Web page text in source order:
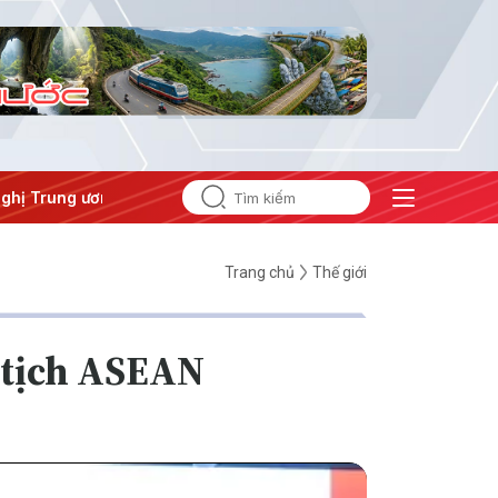
ương 3
Trang chủ Thế giới
ASEAN